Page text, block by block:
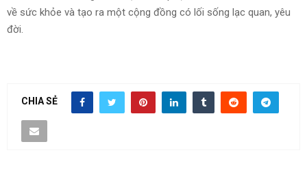
về sức khỏe và tạo ra một cộng đồng có lối sống lạc quan, yêu
đời.
CHIA SẺ